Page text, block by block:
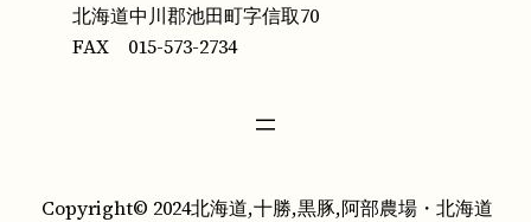
北海道中川郡池田町字信取70
FAX 015-573-2734
Copyright© 2024北海道,十勝,黒豚,阿部農場・北海道